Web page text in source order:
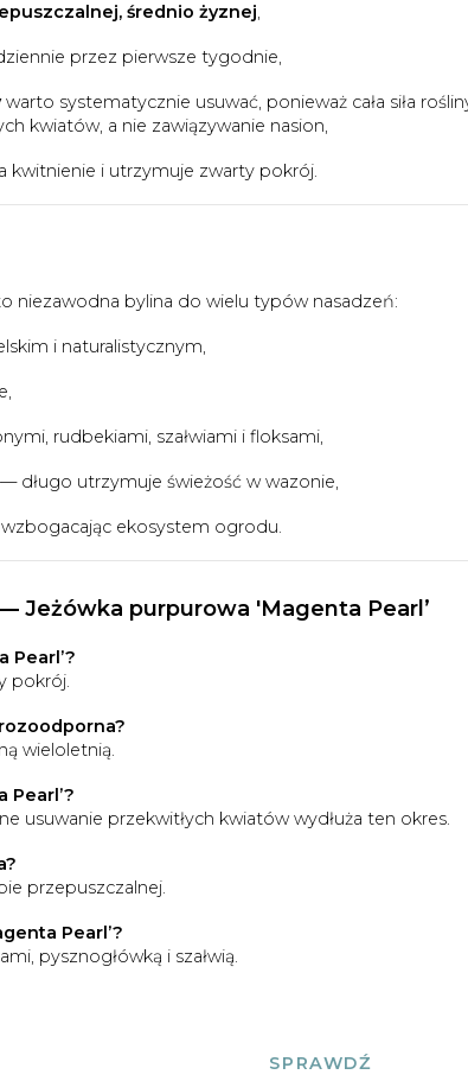
średnio żyznej,
przez pierwsze tygodnie,
warto systematycznie usuwać, ponieważ cała siła
kwiatów, a nie zawiązywanie nasion,
kwitnienie i utrzymuje zwarty pokrój.
niezawodna bylina do wielu typów nasadzeń:
i naturalistycznym,
rudbekiami, szałwiami i floksami,
długo utrzymuje świeżość w wazonie,
ekosystem ogrodu.
Jeżówka purpurowa 'Magenta Pearl’
Pearl’?
pokrój.
wieloletnią.
Pearl’?
usuwanie przekwitłych kwiatów wydłuża ten okres.
przepuszczalnej.
Pearl’?
pysznogłówką i szałwią.
SPRAWDŹ